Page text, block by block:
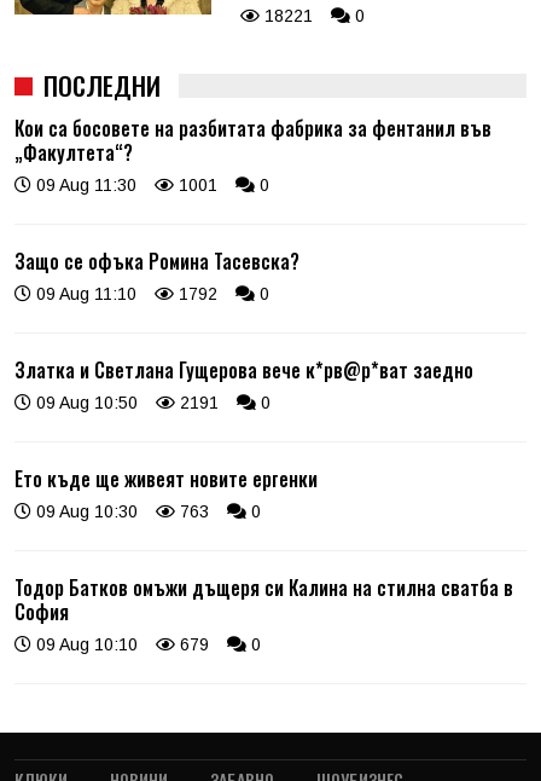
18221 0
ПОСЛЕДНИ
Кои са босовете на разбитата фабрика за фентанил във
„Факултета“?
09 Aug 11:30 1001 0
Защо се офъка Ромина Тасевска?
09 Aug 11:10 1792 0
Златка и Светлана Гущерова вече к*рв@р*ват заедно
09 Aug 10:50 2191 0
Ето къде ще живеят новите ергенки
09 Aug 10:30 763 0
Тодор Батков омъжи дъщеря си Калина на стилна сватба в
София
09 Aug 10:10 679 0